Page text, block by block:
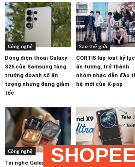
Công nghệ
Dòng điện thoại Galaxy
S26 của Samsung tăng
trưởng doanh số ấn
tượng nhưng đang giảm
tốc
Sao thế giới
CORTIS lập loạt kỷ lục
ấn tượng, trở thành
nhóm nhạc dẫn đầu
hệ mới của K-pop
Công nghệ
Tai nghe Galaxy Buds 4
Điện thoại
Điện thoại OPPO Find